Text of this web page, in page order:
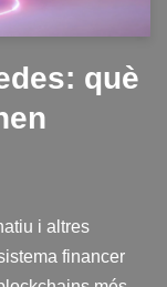
què
i altres
financer